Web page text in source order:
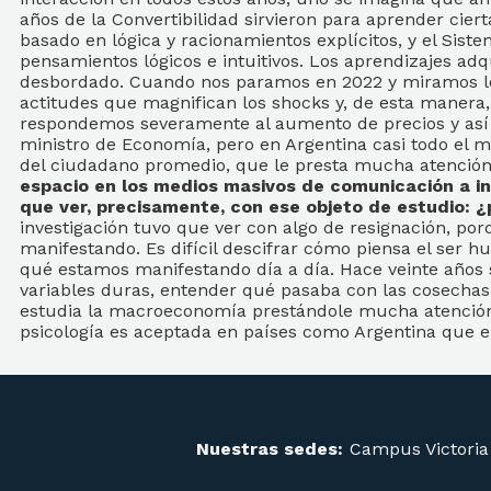
años de la Convertibilidad sirvieron para aprender
basado en lógica y racionamientos explícitos, y el
pensamientos lógicos e intuitivos. Los aprendizajes
desbordado. Cuando nos paramos en 2022 y
actitudes que magnifican los shocks y, de esta
respondemos severamente al aumento de precios y
ministro de Economía, pero en Argentina casi todo el
del ciudadano promedio, que le presta mucha
espacio en los medios masivos de comunicación
que ver, precisamente, con ese objeto de estudio:
investigación tuvo que ver con algo de resignación,
manifestando. Es difícil descifrar cómo piensa el ser
qué estamos manifestando día a día. Hace veinte
variables duras, entender qué pasaba con las
estudia la macroeconomía prestándole mucha
psicología es aceptada en países como Argentina
Nuestras sedes: Campus